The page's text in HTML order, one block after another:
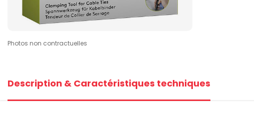
Photos non contractuelles
Description & Caractéristiques techniques